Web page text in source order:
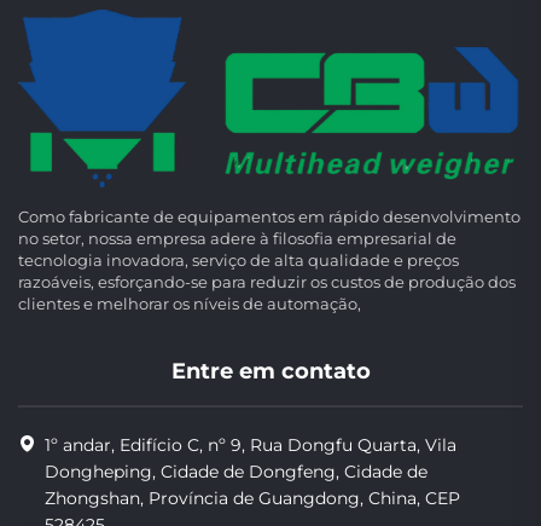
Como fabricante de equipamentos em rápido desenvolvimento
no setor, nossa empresa adere à filosofia empresarial de
tecnologia inovadora, serviço de alta qualidade e preços
razoáveis, esforçando-se para reduzir os custos de produção dos
clientes e melhorar os níveis de automação,
Entre em contato
1º andar, Edifício C, nº 9, Rua Dongfu Quarta, Vila
Dongheping, Cidade de Dongfeng, Cidade de
Zhongshan, Província de Guangdong, China, CEP